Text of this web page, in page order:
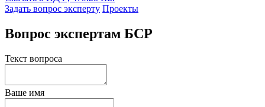
Задать вопрос эксперту Проекты
Вопрос экспертам БСР
Текст вопроса
Ваше имя